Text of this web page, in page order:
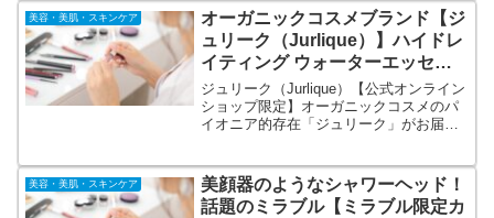
聞いて、それを商品づくりに活かしてお
ります。商品ありきではなく、悩みあり
きで生まれた商品です。
美容・美肌・スキンケア
オーガニックコスメブランド【ジ
ュリーク（Jurlique）】ハイドレ
イティング ウォーターエッセン
ス 化粧水スターターキット
ジュリーク（Jurlique）【公式オンライン
ショップ限定】オーガニックコスメのパ
イオニア的存在「ジュリーク」がお届け
料！化粧水・メイク落とし・洗顔料のミ
ニサイズをセットに。
美容・美肌・スキンケア
美顔器のようなシャワーヘッド！
話題のミラブル【ミラブル限定カ